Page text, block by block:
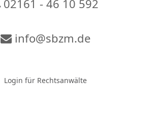
02161 - 46 10 592
info@sbzm.de
Login für Rechtsanwälte